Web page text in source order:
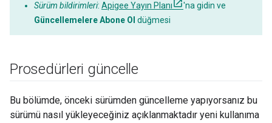
Sürüm bildirimleri: Apigee Yayın Planı
'na gidin ve
Güncellemelere Abone Ol düğmesi
Prosedürleri güncelle
Bu bölümde, önceki sürümden güncelleme yapıyorsanız bu
sürümü nasıl yükleyeceğiniz açıklanmaktadır yeni kullanıma